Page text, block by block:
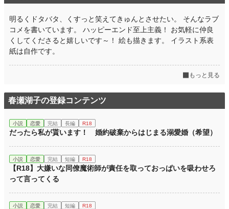
明るくドタバタ、くすっと笑えてきゅんとさせたい。 そんなラブ
コメを書いています。 ハッピーエンド至上主義！ お気軽に仲良
くしてくださると嬉しいです～！ 絵も描きます。 イラスト系表
紙は自作です。
もっと見る
春瀬湖子の登録コンテンツ
小説 恋愛 完結 長編 R18
だったら私が貰います！ 婚約破棄からはじまる溺愛婚（希望）
小説 恋愛 完結 短編 R18
【R18】大嫌いな同僚魔術師が責任を取っておっぱいを吸わせろ
って言ってくる
小説 恋愛 完結 短編 R18